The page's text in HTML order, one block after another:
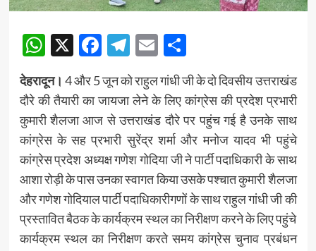
WhatsApp
X Facebook
Telegram
EmailShare
देहरादून। 4 और 5 जून को राहुल गांधी जी के दो दिवसीय उत्तराखंड
दौरे की तैयारी का जायजा लेने के लिए कांग्रेस की प्रदेश प्रभारी
कुमारी शैलजा आज से उत्तराखंड दौरे पर पहुंच गई है उनके साथ
कांग्रेस के सह प्रभारी सुरेंद्र शर्मा और मनोज यादव भी पहुंचे
कांग्रेस प्रदेश अध्यक्ष गणेश गोदिया जी ने पार्टी पदाधिकारी के साथ
आशा रोड़ी के पास उनका स्वागत किया उसके पश्चात कुमारी शैलजा
और गणेश गोदियाल पार्टी पदाधिकारीगणों के साथ राहुल गांधी जी की
प्रस्तावित बैठक के कार्यक्रम स्थल का निरीक्षण करने के लिए पहुंचे
कार्यक्रम स्थल का निरीक्षण करते समय कांग्रेस चुनाव प्रबंधन